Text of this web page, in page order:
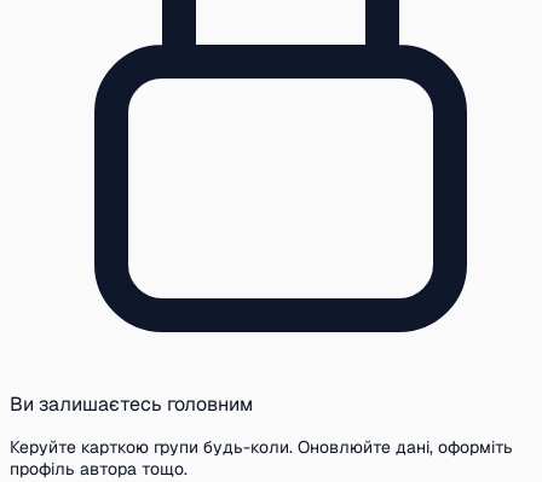
Ви залишаєтесь головним
Керуйте карткою групи будь-коли. Оновлюйте дані, оформіть
профіль автора тощо.